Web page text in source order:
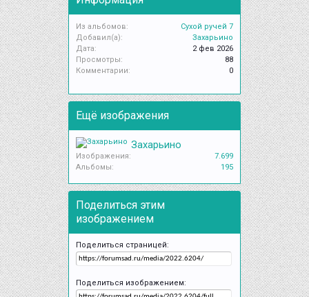
Из альбомов:
Сухой ручей 7
Добавил(а):
Захарьино
Дата:
2 фев 2026
Просмотры:
88
Комментарии:
0
Ещё изображения
Захарьино
Изображения:
7.699
Альбомы:
195
Поделиться этим
изображением
Поделиться страницей:
Поделиться изображением: